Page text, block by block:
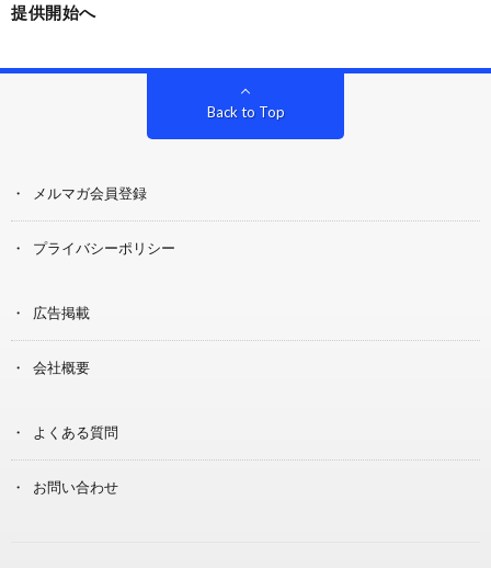
提供開始へ
Back to Top
メルマガ会員登録
プライバシーポリシー
広告掲載
会社概要
よくある質問
お問い合わせ